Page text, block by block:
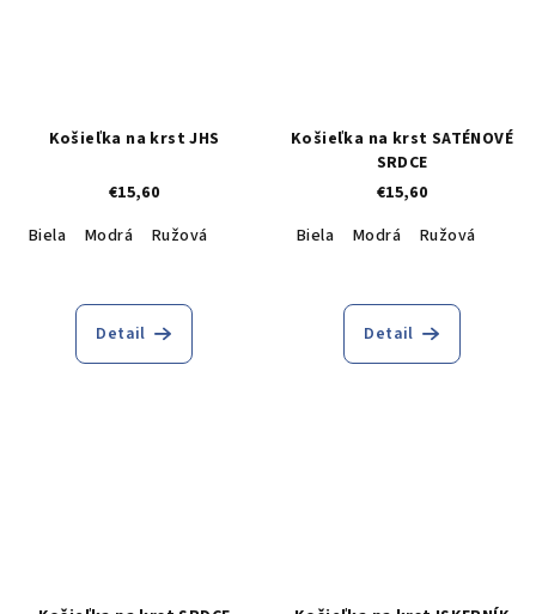
Košieľka na krst JHS
€15,60
Biela
Modrá Ružová
Detail
Košieľka na krst SATÉNOVÉ
SRDCE
€15,60
Biela
Modrá Ružová
Detail